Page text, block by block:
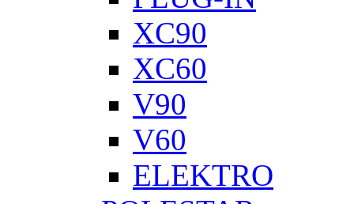
XC90
XC60
V90
V60
ELEKTRO